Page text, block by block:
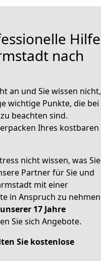
Hilfe
nach
an und Sie wissen nicht,
wichtige Punkte, die bei
beachten sind.
Ihres kostbaren
nicht wissen, was Sie
Partner für Sie und
mit einer
in Anspruch zu nehmen
17 Jahre
Sie sich Angebote.
Sie kostenlose